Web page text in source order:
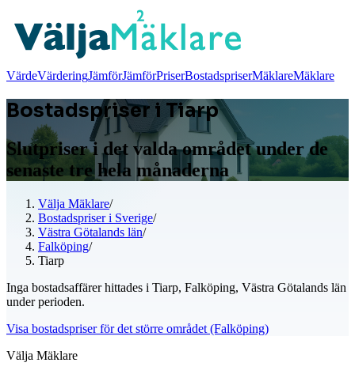
VärdeVärderingJämförJämförPriserBostadspriserMäklareMäklare
Bostadspriser i Tiarp
Slutpriser i det valda området under de
senaste tre hela månaderna
Välja Mäklare/
Bostadspriser i Sverige/
Västra Götalands län/
Falköping/
Tiarp
Inga bostadsaffärer hittades i Tiarp, Falköping, Västra Götalands län
under perioden.
Visa bostadspriser för det större området (Falköping)
Välja Mäklare